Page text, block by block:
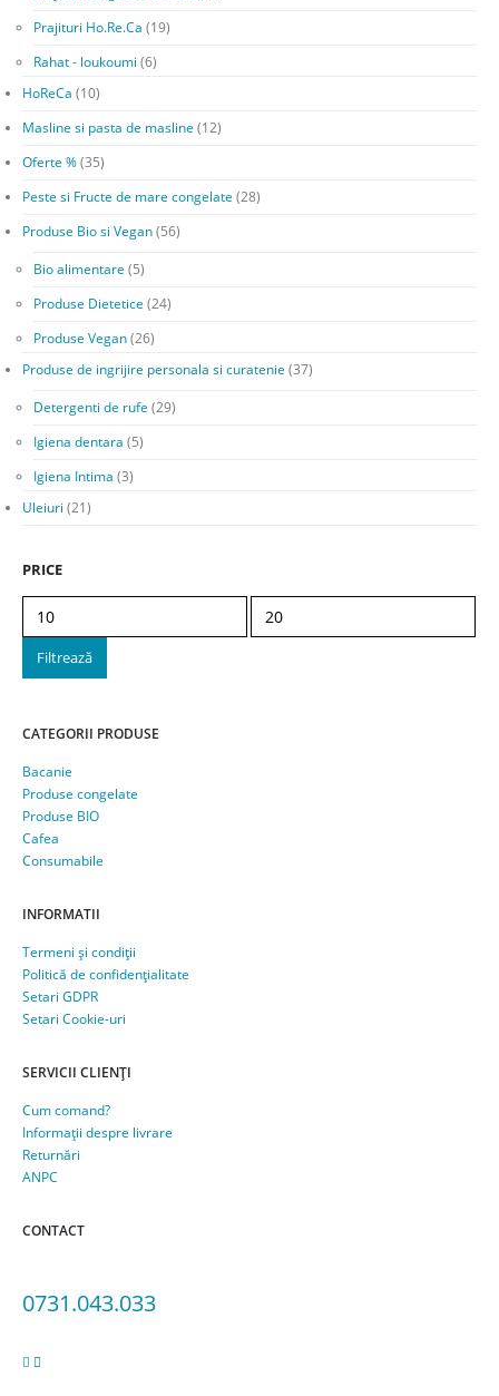
Prajituri Ho.Re.Ca (19)
Rahat - loukoumi (6)
HoReCa (10)
Masline si pasta de masline (12)
Oferte %(35)
Peste si Fructe de mare congelate (28)
Produse Bio si Vegan(56)
Bio alimentare (5)
Produse Dietetice (24)
Produse Vegan(26)
Produse de ingrijire personala si curatenie (37)
Detergenti de rufe (29)
Igiena dentara (5)
Igiena Intima (3)
Uleiuri (21)
PRICE
minim
maxim
Filtrează
CATEGORII PRODUSE
Bacanie
Produse congelate
Produse BIO
Cafea
Consumabile
INFORMATII
Termeni și condiții
Politică de confidențialitate
Setari GDPR
Setari Cookie-uri
SERVICII CLIENȚI
Cum comand?
Informații despre livrare
Returnări
ANPC
CONTACT
0731.043.033